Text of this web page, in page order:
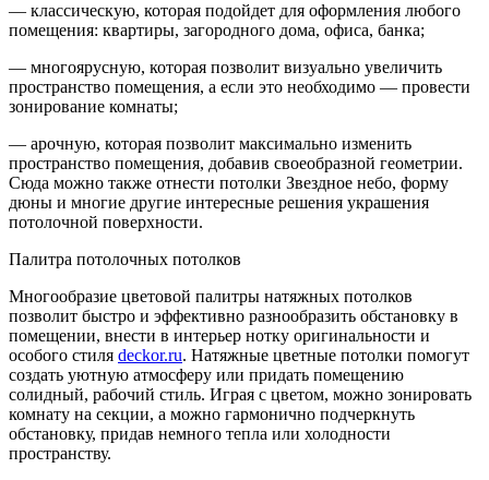
— классическую, которая подойдет для оформления любого
помещения: квартиры, загородного дома, офиса, банка;
— многоярусную, которая позволит визуально увеличить
пространство помещения, а если это необходимо — провести
зонирование комнаты;
— арочную, которая позволит максимально изменить
пространство помещения, добавив своеобразной геометрии.
Сюда можно также отнести потолки Звездное небо, форму
дюны и многие другие интересные решения украшения
потолочной поверхности.
Палитра потолочных потолков
Многообразие цветовой палитры натяжных потолков
позволит быстро и эффективно разнообразить обстановку в
помещении, внести в интерьер нотку оригинальности и
особого стиля deckor.ru. Натяжные цветные потолки помогут
создать уютную атмосферу или придать помещению
солидный, рабочий стиль. Играя с цветом, можно зонировать
комнату на секции, а можно гармонично подчеркнуть
обстановку, придав немного тепла или холодности
пространству.